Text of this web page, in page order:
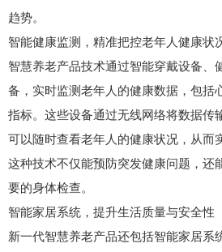
趋势。
智能健康监测，精准把控老年人健康状
智慧养老产品技术通过智能穿戴设备、
备，实时监测老年人的健康数据，包括
指标。这些设备通过无线网络将数据传
可以随时查看老年人的健康状况，从而
这种技术不仅能预防突发健康问题，还
要的身体检查。
智能家居系统，提升生活质量与安全性
新一代智慧养老产品还包括智能家居系